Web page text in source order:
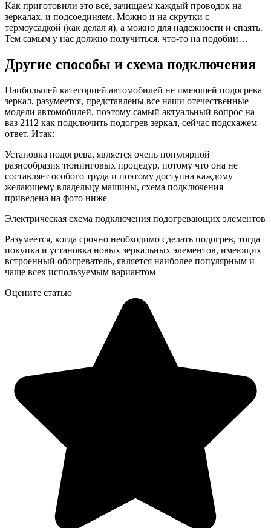
Как приготовили это всё, зачищаем каждый проводок на
зеркалах, и подсоединяем. Можно и на скрутки с
термоусадкой (как делал я), а можно для надежности и спаять.
Тем самым у нас должно получиться, что-то на подобии…
Другие способы и схема подключения
Наибольшей категорией автомобилей не имеющей подогрева
зеркал, разумеется, представлены все наши отечественные
модели автомобилей, поэтому самый актуальный вопрос на
ваз 2112 как подключить подогрев зеркал, сейчас подскажем
ответ. Итак:
Установка подогрева, является очень популярной
разнообразия тюнинговых процедур, потому что она не
составляет особого труда и поэтому доступна каждому
желающему владельцу машины, схема подключения
приведена на фото ниже
Электрическая схема подключения подогревающих элементов
Разумеется, когда срочно необходимо сделать подогрев, тогда
покупка и установка новых зеркальных элементов, имеющих
встроенный обогреватель, является наиболее популярным и
чаще всех используемым вариантом
Оцените статью